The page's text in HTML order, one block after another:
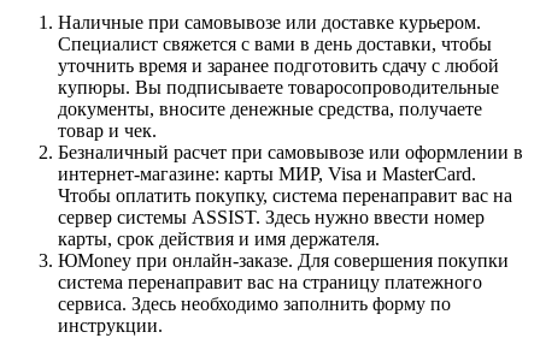
Наличные при самовывозе или доставке курьером.
Специалист свяжется с вами в день доставки, чтобы
уточнить время и заранее подготовить сдачу с любой
купюры. Вы подписываете товаросопроводительные
документы, вносите денежные средства, получаете
товар и чек.
Безналичный расчет при самовывозе или оформлении в
интернет-магазине: карты МИР, Visa и MasterCard.
Чтобы оплатить покупку, система перенаправит вас на
сервер системы ASSIST. Здесь нужно ввести номер
карты, срок действия и имя держателя.
ЮMoney при онлайн-заказе. Для совершения покупки
система перенаправит вас на страницу платежного
сервиса. Здесь необходимо заполнить форму по
инструкции.